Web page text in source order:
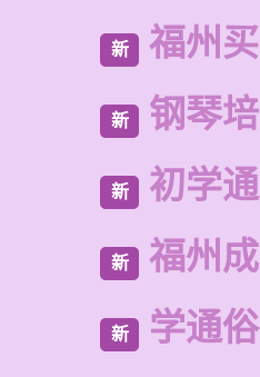
新 福州
新 钢琴
新 初学
新 福州
新 学通